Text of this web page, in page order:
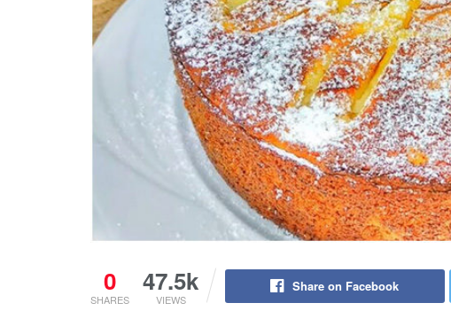
0
SHARES
47.5k
VIEWS
Share on Facebook